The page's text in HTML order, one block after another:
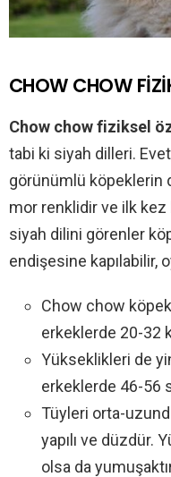
CHOW CHOW
Chow chow fiziksel
tabi ki siyah dilleri.
görünümlü köpeklerin
mor renklidir ve ilk kez
siyah dilini görenler
endişesine kapılabilir,
Chow chow
erkeklerde 20-32
Yükseklikleri de
erkeklerde 46-56
Tüyleri orta-
yapılı ve düzdür.
olsa da